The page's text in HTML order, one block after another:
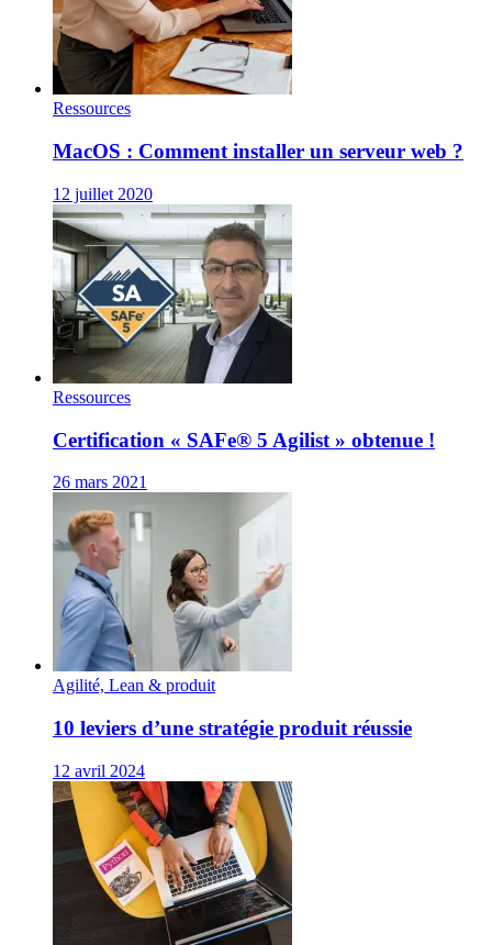
Ressources
MacOS : Comment installer un serveur web ?
12 juillet 2020
Ressources
Certification « SAFe® 5 Agilist » obtenue !
26 mars 2021
Agilité, Lean & produit
10 leviers d’une stratégie produit réussie
12 avril 2024